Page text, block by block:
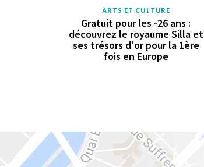
ARTS ET CULTURE
Gratuit pour les -26 ans :
découvrez le royaume Silla et
ses trésors d'or pour la 1ère
fois en Europe